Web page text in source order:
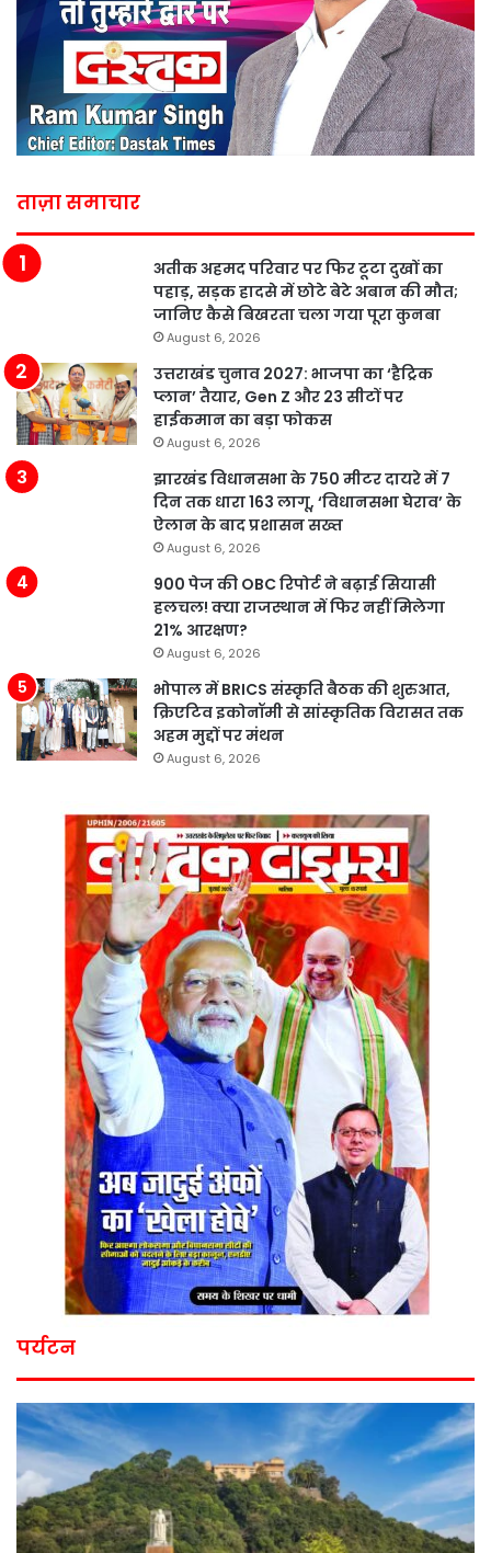
ताज़ा समाचार
अतीक अहमद परिवार पर फिर टूटा दुखों का
पहाड़, सड़क हादसे में छोटे बेटे अबान की मौत;
जानिए कैसे बिखरता चला गया पूरा कुनबा
August 6, 2026
उत्तराखंड चुनाव 2027: भाजपा का ‘हैट्रिक
प्लान’ तैयार, Gen Z और 23 सीटों पर
हाईकमान का बड़ा फोकस
August 6, 2026
झारखंड विधानसभा के 750 मीटर दायरे में 7
दिन तक धारा 163 लागू, ‘विधानसभा घेराव’ के
ऐलान के बाद प्रशासन सख्त
August 6, 2026
900 पेज की OBC रिपोर्ट ने बढ़ाई सियासी
हलचल! क्या राजस्थान में फिर नहीं मिलेगा
21% आरक्षण?
August 6, 2026
भोपाल में BRICS संस्कृति बैठक की शुरुआत,
क्रिएटिव इकोनॉमी से सांस्कृतिक विरासत तक
अहम मुद्दों पर मंथन
August 6, 2026
पर्यटन